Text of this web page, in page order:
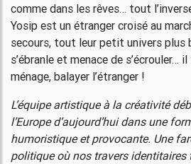
comme dans les rêves… tout
Yosip est un étranger croisé au
secours, tout leur petit univers plus
s’ébranle et menace de s’écrouler…
ménage, balayer l’étranger !
L’équipe artistique à la créativité
l’Europe d’aujourd’hui dans une
humoristique et provocante. Une
politique où nos travers identitaires